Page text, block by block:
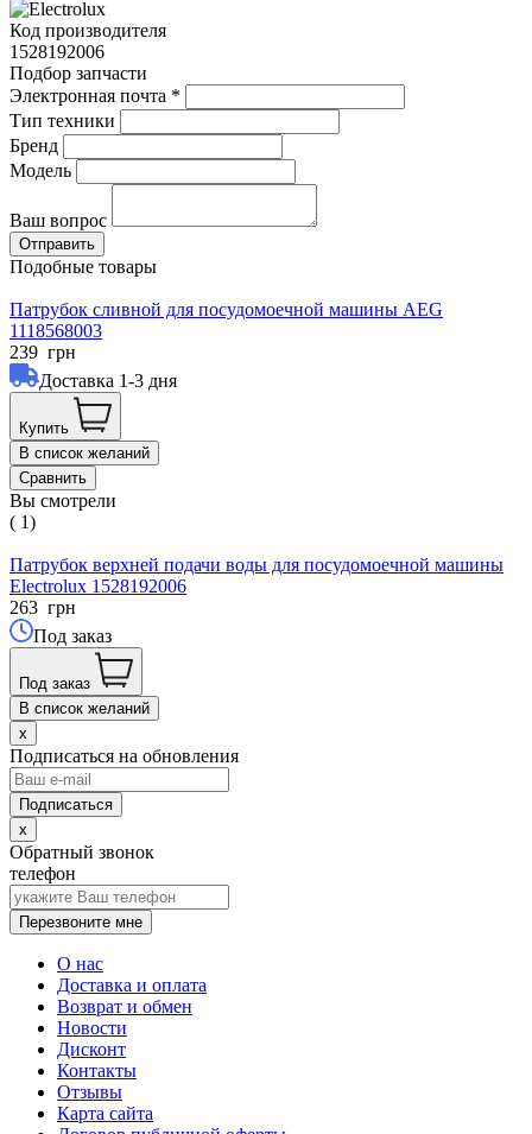
Код производителя
1528192006
Подбор запчасти
Электронная почта *
Тип техники
Бренд
Модель
Ваш вопрос
Подобные товары
Патрубок сливной для посудомоечной машины AEG
1118568003
239 грн
Доставка 1-3 дня
Купить
В список желаний
Сравнить
Вы смотрели
( 1)
Патрубок верхней подачи воды для посудомоечной машины
Electrolux 1528192006
263 грн
Под заказ
Под заказ
В список желаний
x
Подписаться на обновления
x
Обратный звонок
телефон
Перезвоните мне
О нас
Доставка и оплата
Возврат и обмен
Новости
Дисконт
Контакты
Отзывы
Карта сайта